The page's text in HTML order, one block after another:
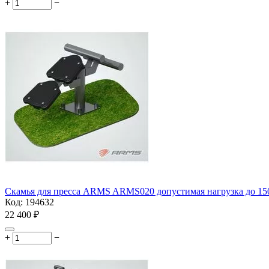
+ −
Скамья для пресса ARMS ARMS020 допустимая нагрузка до
Код: 194632
22 400 ₽
+ −